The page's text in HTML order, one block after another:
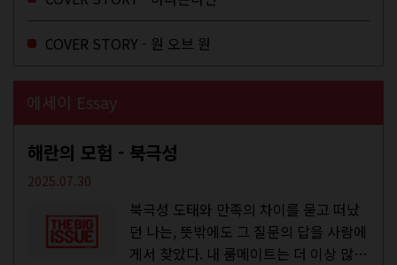
COVER STORY - 원 오브 원
에세이 Essay
해란의 모험 - 북극성
2025.07.30
북극성 도태와 만족의 차이를 묻고 떠났
던 나는, 뜻밖에도 그 질문의 답을 사람에
게서 찾았다. 내 룸메이트는 더 이상 많은